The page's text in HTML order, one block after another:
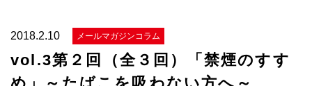
2018.2.10 メールマガジンコラム
vol.3第２回（全３回）「禁煙のすす